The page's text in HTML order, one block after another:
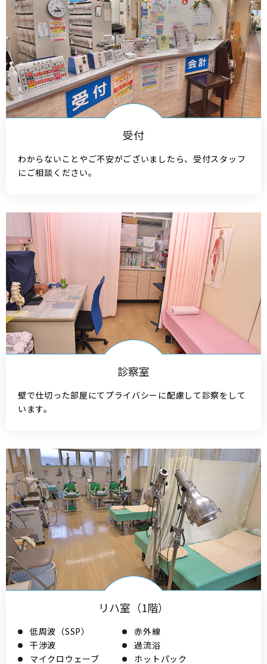
受付
わからないことやご不安がございましたら、受付スタッフ
にご相談ください。
診察室
壁で仕切った部屋にてプライバシーに配慮して診察をして
います。
リハ室（1階）
低周波（SSP）
干渉波
マイクロウェーブ
赤外線
過流浴
ホットパック